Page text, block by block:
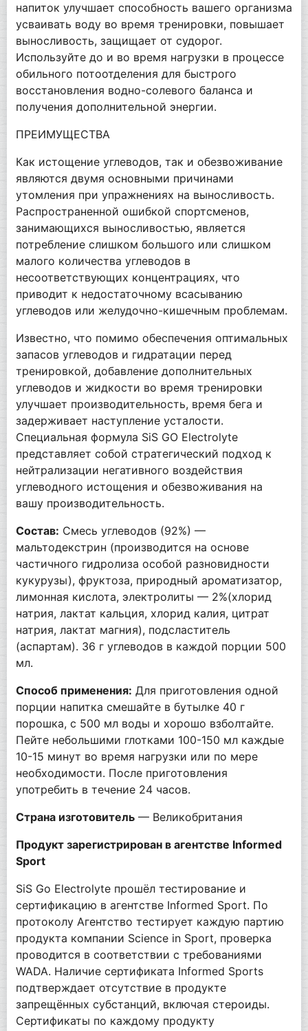
напиток улучшает способность вашего организма
усваивать воду во время тренировки, повышает
выносливость, защищает от судорог.
Используйте до и во время нагрузки в процессе
обильного потоотделения для быстрого
восстановления водно-солевого баланса и
получения дополнительной энергии.
ПРЕИМУЩЕСТВА
Как истощение углеводов, так и обезвоживание
являются двумя основными причинами
утомления при упражнениях на выносливость.
Распространенной ошибкой спортсменов,
занимающихся выносливостью, является
потребление слишком большого или слишком
малого количества углеводов в
несоответствующих концентрациях, что
приводит к недостаточному всасыванию
углеводов или желудочно-кишечным проблемам.
Известно, что помимо обеспечения оптимальных
запасов углеводов и гидратации перед
тренировкой, добавление дополнительных
углеводов и жидкости во время тренировки
улучшает производительность, время бега и
задерживает наступление усталости.
Специальная формула SiS GO Electrolyte
представляет собой стратегический подход к
нейтрализации негативного воздействия
углеводного истощения и обезвоживания на
вашу производительность.
Состав: Смесь углеводов (92%) —
мальтодекстрин (производится на основе
частичного гидролиза особой разновидности
кукурузы), фруктоза, природный ароматизатор,
лимонная кислота, электролиты — 2%(хлорид
натрия, лактат кальция, хлорид калия, цитрат
натрия, лактат магния), подсластитель
(аспартам). 36 г углеводов в каждой порции 500
мл.
Способ применения: Для приготовления одной
порции напитка смешайте в бутылке 40 г
порошка, с 500 мл воды и хорошо взболтайте.
Пейте небольшими глотками 100-150 мл каждые
10-15 минут во время нагрузки или по мере
необходимости. После приготовления
употребить в течение 24 часов.
Страна изготовитель— Великобритания
Продукт зарегистрирован в агентстве Informed
Sport
SiS Go Electrolyte прошёл тестирование и
сертификацию в агентстве Informed Sport. По
протоколу Агентство тестирует каждую партию
продукта компании Science in Sport, проверка
проводится в соответствии с требованиями
WADA. Наличие сертификата Informed Sports
подтверждает отсутствие в продукте
запрещённых субстанций, включая стероиды.
Сертификаты по каждому продукту